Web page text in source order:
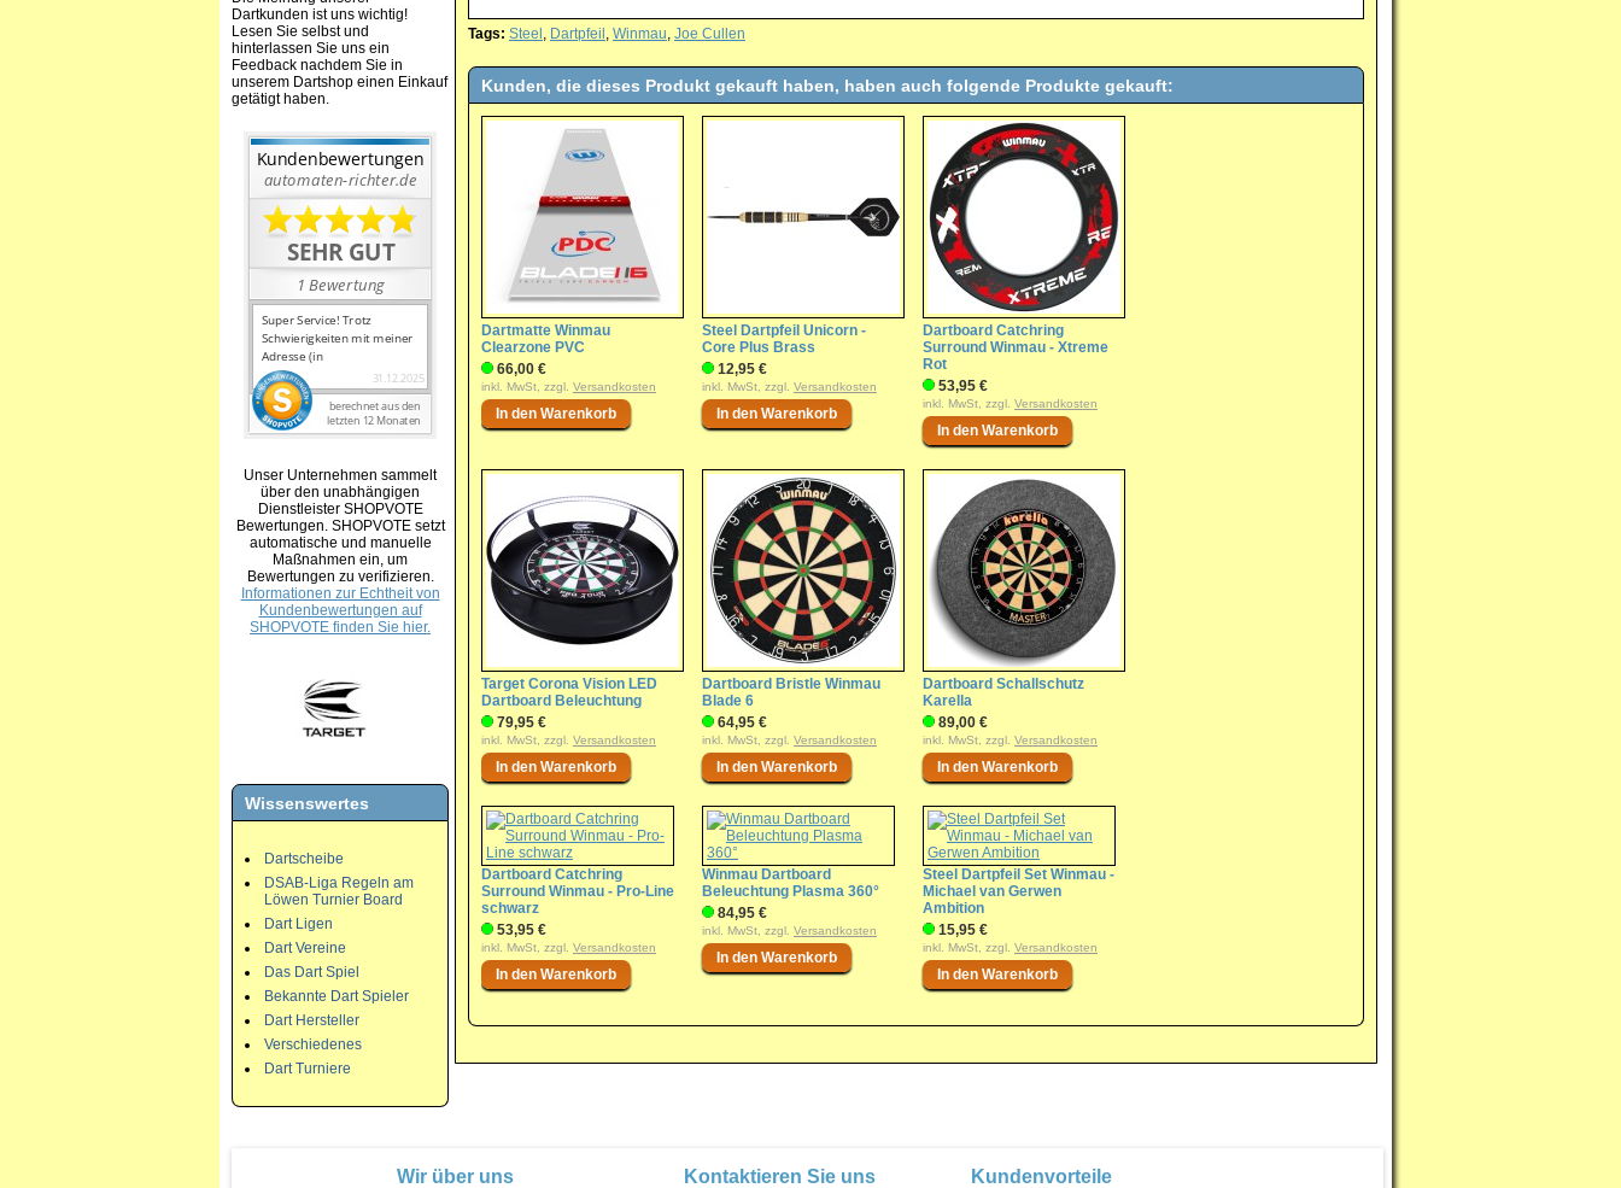
Dartkunden ist uns wichtig!
Lesen Sie selbst und
hinterlassen Sie uns ein
Feedback nachdem Sie in
unserem Dartshop einen Einkauf
getätigt haben.
Unser Unternehmen sammelt
über den unabhängigen
Dienstleister SHOPVOTE
Bewertungen. SHOPVOTE setzt
automatische und manuelle
Maßnahmen ein, um
Bewertungen zu verifizieren.
Informationen zur Echtheit von
Kundenbewertungen auf
SHOPVOTE finden Sie hier.
Wissenswertes
Dartscheibe
DSAB-Liga Regeln am
Löwen Turnier Board
Dart Ligen
Dart Vereine
Das Dart Spiel
Bekannte Dart Spieler
Dart Hersteller
Verschiedenes
Dart Turniere
Tags: Steel , Dartpfeil , Winmau, Joe Cullen
Kunden, die dieses Produkt gekauft haben, haben auch folgende Produkte gekauft:
Dartmatte Winmau
Clearzone PVC
66,00 €
inkl. MwSt, zzgl. Versandkosten
Steel Dartpfeil Unicorn -
Core Plus Brass
12,95 €
inkl. MwSt, zzgl. Versandkosten
Dartboard Catchring
Surround Winmau - Xtreme
Rot
53,95 €
inkl. MwSt, zzgl. Versandkosten
Target Corona Vision LED
Dartboard Beleuchtung
79,95 €
inkl. MwSt, zzgl. Versandkosten
Dartboard Bristle Winmau
Blade 6
64,95 €
inkl. MwSt, zzgl. Versandkosten
Dartboard Schallschutz
Karella
89,00 €
inkl. MwSt, zzgl. Versandkosten
Dartboard Catchring
Surround Winmau - Pro-Line
schwarz
53,95 €
inkl. MwSt, zzgl. Versandkosten
Winmau Dartboard
Beleuchtung Plasma 360°
84,95 €
inkl. MwSt, zzgl. Versandkosten
Steel Dartpfeil Set Winmau -
Michael van Gerwen
Ambition
15,95 €
inkl. MwSt, zzgl. Versandkosten
Wir über uns Kontaktieren Sie uns Kundenvorteile